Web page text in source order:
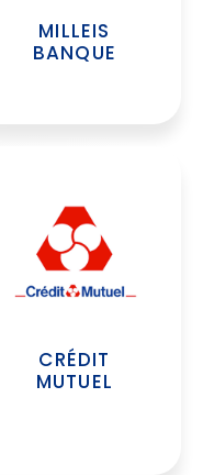
MILLEIS
BANQUE
CRÉDIT
MUTUEL